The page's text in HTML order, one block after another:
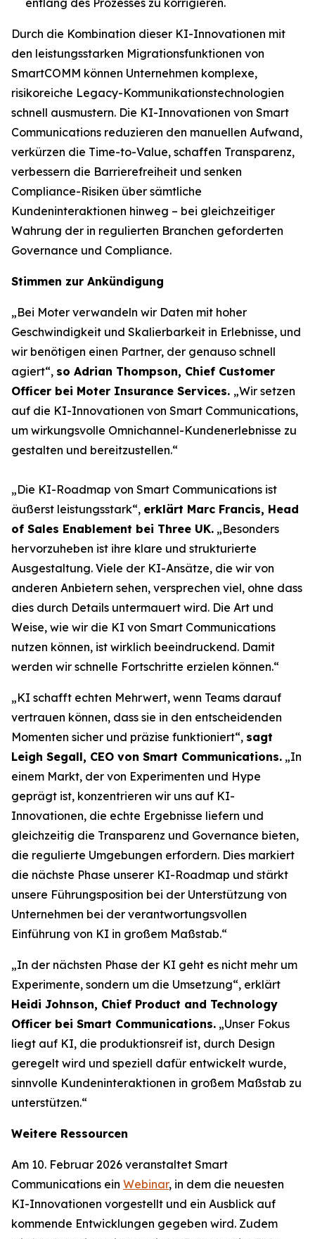
Durch die Kombination dieser KI-Innovationen mit
den leistungsstarken Migrationsfunktionen von
SmartCOMM können Unternehmen komplexe,
risikoreiche Legacy-Kommunikationstechnologien
schnell ausmustern. Die KI-Innovationen von Smart
Communications reduzieren den manuellen Aufwand,
verkürzen die Time-to-Value, schaffen Transparenz,
verbessern die Barrierefreiheit und senken
Compliance-Risiken über sämtliche
Kundeninteraktionen hinweg – bei gleichzeitiger
Wahrung der in regulierten Branchen geforderten
Governance und Compliance.
Stimmen zur Ankündigung
„Bei Moter verwandeln wir Daten mit hoher
Geschwindigkeit und Skalierbarkeit in Erlebnisse, und
wir benötigen einen Partner, der genauso schnell
agiert“, so Adrian Thompson, Chief Customer
Officer bei Moter Insurance Services. „Wir setzen
auf die KI-Innovationen von Smart Communications,
um wirkungsvolle Omnichannel-Kundenerlebnisse zu
gestalten und bereitzustellen.“
„Die KI-Roadmap von Smart Communications ist
äußerst leistungsstark“, erklärt Marc Francis, Head
of Sales Enablement bei Three UK. „Besonders
hervorzuheben ist ihre klare und strukturierte
Ausgestaltung. Viele der KI-Ansätze, die wir von
anderen Anbietern sehen, versprechen viel, ohne dass
dies durch Details untermauert wird. Die Art und
Weise, wie wir die KI von Smart Communications
nutzen können, ist wirklich beeindruckend. Damit
werden wir schnelle Fortschritte erzielen können.“
„KI schafft echten Mehrwert, wenn Teams darauf
vertrauen können, dass sie in den entscheidenden
Momenten sicher und präzise funktioniert“, sagt
Leigh Segall, CEO von Smart Communications. „In
einem Markt, der von Experimenten und Hype
geprägt ist, konzentrieren wir uns auf KI-
Innovationen, die echte Ergebnisse liefern und
gleichzeitig die Transparenz und Governance bieten,
die regulierte Umgebungen erfordern. Dies markiert
die nächste Phase unserer KI-Roadmap und stärkt
unsere Führungsposition bei der Unterstützung von
Unternehmen bei der verantwortungsvollen
Einführung von KI in großem Maßstab.“
„In der nächsten Phase der KI geht es nicht mehr um
Experimente, sondern um die Umsetzung“, erklärt
Heidi Johnson, Chief Product and Technology
Officer bei Smart Communications. „Unser Fokus
liegt auf KI, die produktionsreif ist, durch Design
geregelt wird und speziell dafür entwickelt wurde,
sinnvolle Kundeninteraktionen in großem Maßstab zu
unterstützen.“
Weitere Ressourcen
Am 10. Februar 2026 veranstaltet Smart
Communications ein Webinar, in dem die neuesten
KI-Innovationen vorgestellt und ein Ausblick auf
kommende Entwicklungen gegeben wird. Zudem